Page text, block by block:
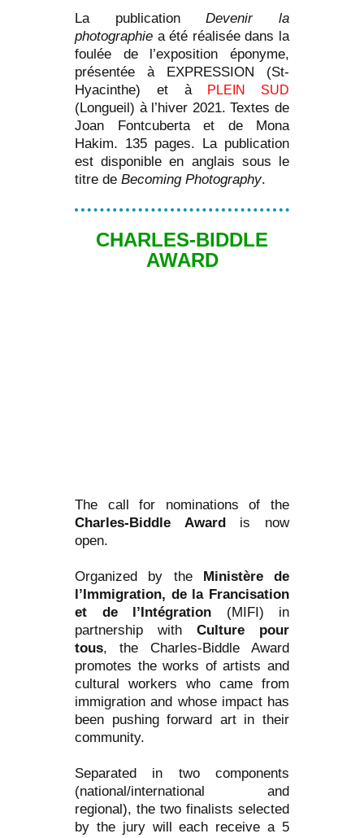
La publicationDevenir la
photographie a été réalisée dans la
foulée de l’exposition éponyme,
présentée à EXPRESSION (St-
Hyacinthe) et à
PLEIN SUD
(Longueil) à l’hiver 2021. Textes de
Joan Fontcuberta et de Mona
Hakim. 135 pages. La publication
est disponible en anglais sous le
titre de Becoming Photography.
CHARLES-BIDDLE
AWARD
The call for nominations of the
Charles-Biddle Awardis now
open.
Organized by the Ministère de
l’Immigration, de la Francisation
et de l’Intégration (MIFI) in
partnership with Culture pour
tous, the Charles-Biddle Award
promotes the works of artists and
cultural workers who came from
immigration and whose impact has
been pushing forward art in their
community.
Separated in two components
(national/international and
regional), the two finalists selected
by the jury will each receive a 5